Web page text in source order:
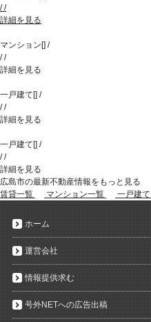
//
詳細を見る
マンション[] /
//
詳細を見る
一戸建て[] /
//
詳細を見る
一戸建て[] /
//
詳細を見る
広島市の最新不動産情報をもっと見る
賃貸一覧
マンション一覧 一戸建
ホーム
運営会社
情報提供求む
号外NETへの広告出稿